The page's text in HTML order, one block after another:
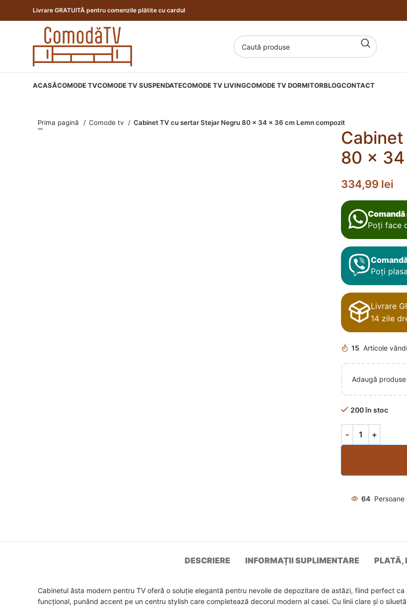
Livrare GRATUITĂ pentru comenzile plătite cu cardul
ACASĂCOMODE TVCOMODE TV SUSPENDATECOMODE TV LIVINGCOMODE TV DORMITORBLOGCONTACT
Prima pagină Comode tv Cabinet TV cu sertar Stejar Negru 80 x 34 x 36 cm Lemn compozit
80 x
334,99 lei
Poți face
Poți
Livrare
14 zile
15 Articole
Adaugă
200 în stoc
64
DESCRIERE INFORMAȚII SUPLIMENTARE PLATĂ,
Cabinetul ăsta modern pentru TV oferă o soluție elegantă pentru nevoile de depozitare de astăzi, fiind perfect
funcțional, punând accent pe un centru stylish care completează decorul modern al casei. Cu linii clare și o